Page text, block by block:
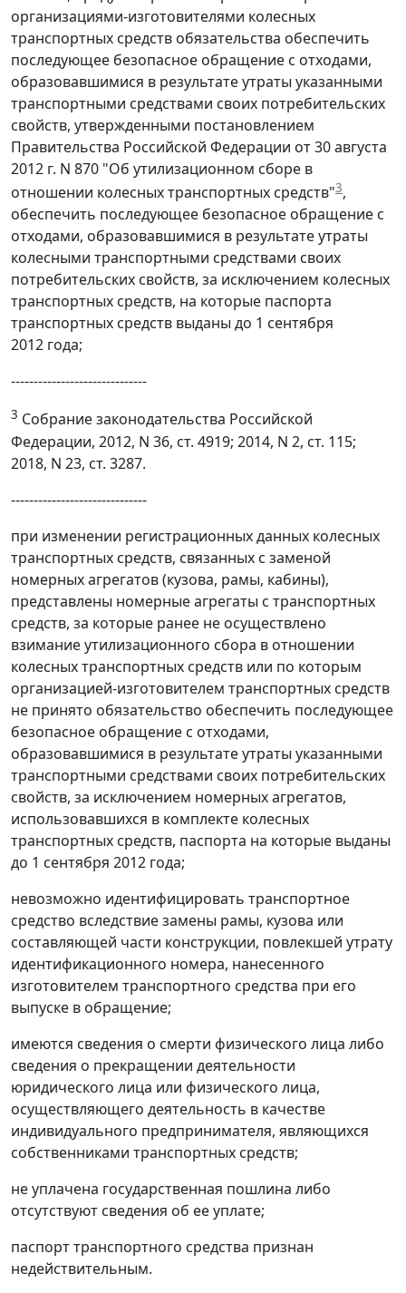
организациями-изготовителями колесных
транспортных средств обязательства обеспечить
последующее безопасное обращение с отходами,
образовавшимися в результате утраты указанными
транспортными средствами своих потребительских
свойств, утвержденными постановлением
Правительства Российской Федерации от 30 августа
2012 г. N 870 "Об утилизационном сборе в
отношении колесных транспортных средств"3,
обеспечить последующее безопасное обращение с
отходами, образовавшимися в результате утраты
колесными транспортными средствами своих
потребительских свойств, за исключением колесных
транспортных средств, на которые паспорта
транспортных средств выданы до 1 сентября
2012 года;
------------------------------
3 Собрание законодательства Российской
Федерации, 2012, N 36, ст. 4919; 2014, N 2, ст. 115;
2018, N 23, ст. 3287.
------------------------------
при изменении регистрационных данных колесных
транспортных средств, связанных с заменой
номерных агрегатов (кузова, рамы, кабины),
представлены номерные агрегаты с транспортных
средств, за которые ранее не осуществлено
взимание утилизационного сбора в отношении
колесных транспортных средств или по которым
организацией-изготовителем транспортных средств
не принято обязательство обеспечить последующее
безопасное обращение с отходами,
образовавшимися в результате утраты указанными
транспортными средствами своих потребительских
свойств, за исключением номерных агрегатов,
использовавшихся в комплекте колесных
транспортных средств, паспорта на которые выданы
до 1 сентября 2012 года;
невозможно идентифицировать транспортное
средство вследствие замены рамы, кузова или
составляющей части конструкции, повлекшей утрату
идентификационного номера, нанесенного
изготовителем транспортного средства при его
выпуске в обращение;
имеются сведения о смерти физического лица либо
сведения о прекращении деятельности
юридического лица или физического лица,
осуществляющего деятельность в качестве
индивидуального предпринимателя, являющихся
собственниками транспортных средств;
не уплачена государственная пошлина либо
отсутствуют сведения об ее уплате;
паспорт транспортного средства признан
недействительным.